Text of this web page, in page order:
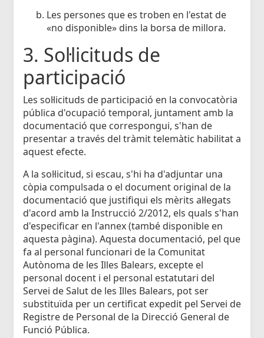
Les persones que es troben en l'estat de
«no disponible» dins la borsa de millora.
3. Sol·licituds de
participació
Les sol·licituds de participació en la convocatòria
pública d'ocupació temporal, juntament amb la
documentació que correspongui, s'han de
presentar a través del tràmit telemàtic habilitat a
aquest efecte.
A la sol·licitud, si escau, s'hi ha d'adjuntar una
còpia compulsada o el document original de la
documentació que justifiqui els mèrits al·legats
d'acord amb la Instrucció 2/2012, els quals s'han
d'especificar en l'annex (també disponible en
aquesta pàgina). Aquesta documentació, pel que
fa al personal funcionari de la Comunitat
Autònoma de les Illes Balears, excepte el
personal docent i el personal estatutari del
Servei de Salut de les Illes Balears, pot ser
substituïda per un certificat expedit pel Servei de
Registre de Personal de la Direcció General de
Funció Pública.